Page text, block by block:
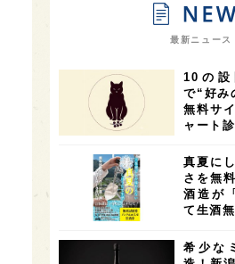
オピニオンリーダーの視点 9
奈良県 滋賀県
富山県 6 フランス 6 高知
4 アメリカ 4 神
4 三重県 大阪府
最新ニュース
10の
で“好み
無料サ
ャート
真夏に
さを無
酒造が
て生酒
希少な